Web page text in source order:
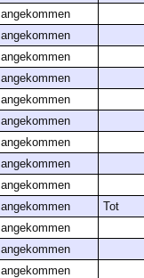
angekommen
angekommen
angekommen
angekommen
angekommen
angekommen
angekommen
angekommen
angekommen
angekommen
Tot
angekommen
angekommen
angekommen